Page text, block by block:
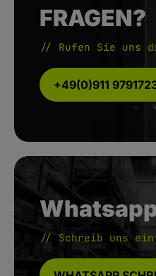
FRAGEN?
// Rufen Sie uns
+49(0)911
// Schreib uns